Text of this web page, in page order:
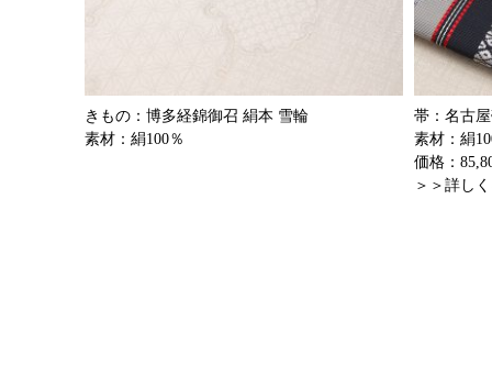
きもの：博多経錦御召 絹本 雪輪
素材：絹100％
帯：名古
素材：絹
価格：
＞＞詳し